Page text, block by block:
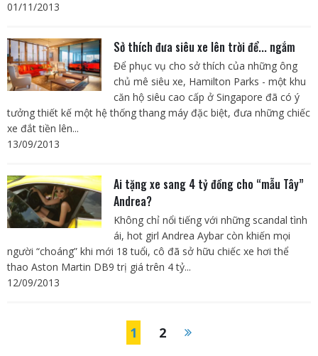
01/11/2013
Sở thích đưa siêu xe lên trời để... ngắm
Để phục vụ cho sở thích của những ông
chủ mê siêu xe, Hamilton Parks - một khu
căn hộ siêu cao cấp ở Singapore đã có ý
tưởng thiết kế một hệ thống thang máy đặc biệt, đưa những chiếc
xe đắt tiền lên...
13/09/2013
Ai tặng xe sang 4 tỷ đồng cho “mẫu Tây”
Andrea?
Không chỉ nổi tiếng với những scandal tình
ái, hot girl Andrea Aybar còn khiến mọi
người “choáng” khi mới 18 tuổi, cô đã sở hữu chiếc xe hơi thể
thao Aston Martin DB9 trị giá trên 4 tỷ...
12/09/2013
1 2